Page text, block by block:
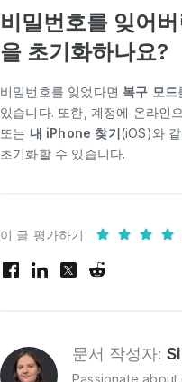
비밀번호를 잊어
을 초기화하나요?
비밀번호를 잊었다면 복구 모드
있습니다. 또한, 계정에 온라인
또는 내 iPhone 찾기(iOS)와
초기화할 수 있습니다.
이 글 평가하기
문서 작성자:
Passionate